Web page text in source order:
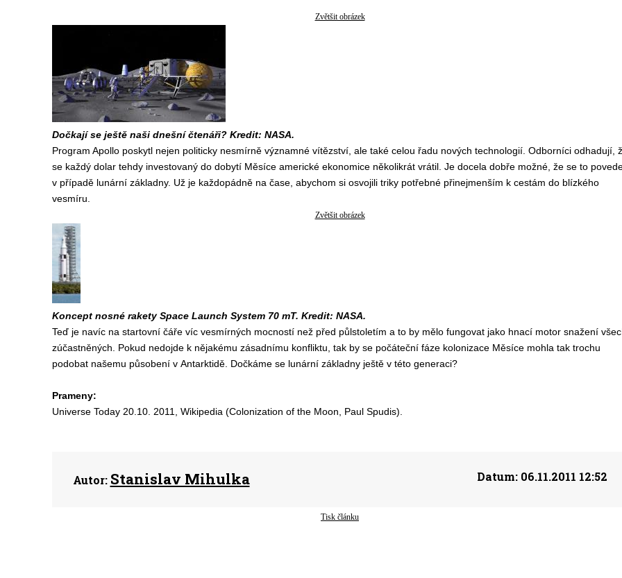
Zvětšit obrázek
Dočkají se ještě naši dnešní čtenáři? Kredit: NASA.
Program Apollo poskytl nejen politicky nesmírně významné vítězství, ale také celou řadu nových technologií. Odborníci odhadují,
se každý dolar tehdy investovaný do dobytí Měsíce americké ekonomice několikrát vrátil. Je docela dobře možné, že se to
v případě lunární základny. Už je každopádně na čase, abychom si osvojili triky potřebné přinejmenším k cestám do blízkého
vesmíru.
Zvětšit obrázek
Koncept nosné rakety Space Launch System 70 mT. Kredit: NASA.
Teď je navíc na startovní čáře víc vesmírných mocností než před půlstoletím a to by mělo fungovat jako hnací motor snažení
zúčastněných. Pokud nedojde k nějakému zásadnímu konfliktu, tak by se počáteční fáze kolonizace Měsíce mohla tak trochu
podobat našemu působení v Antarktidě. Dočkáme se lunární základny ještě v této generaci?
Prameny:
Universe Today 20.10. 2011, Wikipedia (Colonization of the Moon, Paul Spudis).
Autor: Stanislav Mihulka Datum:06.11.2011 12:52
Tisk článku